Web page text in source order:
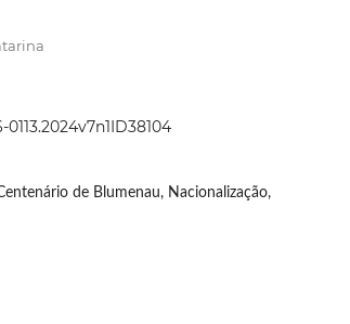
de Blumenau, Nacionalização,